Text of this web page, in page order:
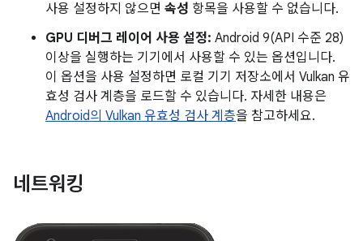
사용 설정하지 않으면 속성 항목을 사용할 수 없습니다.
GPU 디버그 레이어 사용 설정: Android 9(API 수준 28)
이상을 실행하는 기기에서 사용할 수 있는 옵션입니다.
이 옵션을 사용 설정하면 로컬 기기 저장소에서 Vulkan 유
효성 검사 계층을 로드할 수 있습니다. 자세한 내용은
Android의 Vulkan 유효성 검사 계층을 참고하세요.
네트워킹